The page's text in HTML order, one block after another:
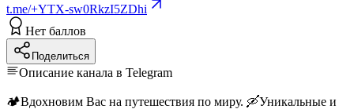
t.me/+YTX-sw0RkzI5ZDhi
Нет баллов
Поделиться
Описание канала в Telegram
🏕️Вдохновим Вас на путешествия по миру. 🛶Уникальные и